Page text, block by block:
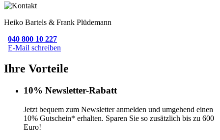
Heiko Bartels & Frank Plüdemann
040 800 10 227
E-Mail schreiben
Ihre Vorteile
10% Newsletter-Rabatt
Jetzt bequem zum Newsletter anmelden und umgehend einen
10% Gutschein* erhalten. Sparen Sie so zusätzlich bis zu 600
Euro!